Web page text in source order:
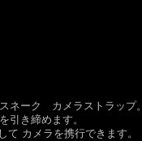
ネーク カメラストラップ。
引き締めます。
カメラを携行できます。